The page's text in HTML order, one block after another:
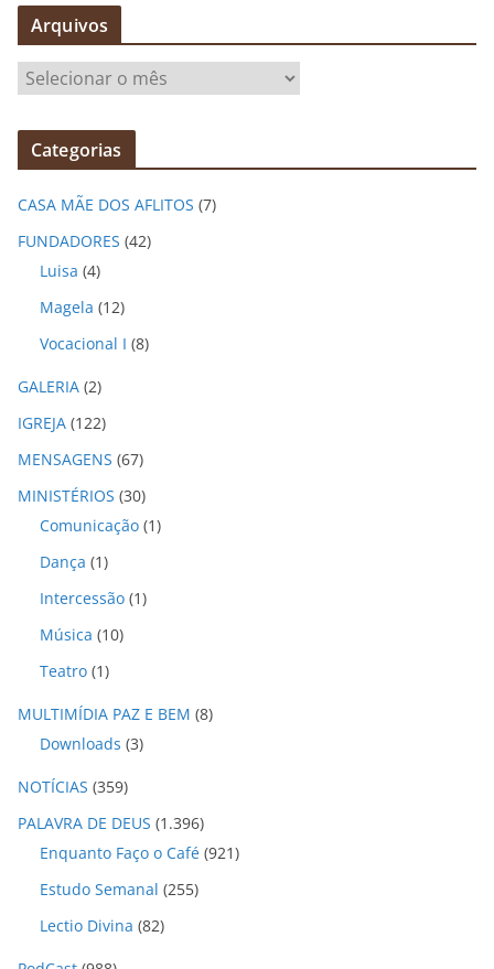
Arquivos
q
v
o
Categorias
CASA MÃE DOS AFLITOS (7)
FUNDADORES (42)
Luisa (4)
Magela (12)
Vocacional I (8)
GALERIA (2)
IGREJA (122)
MENSAGENS (67)
MINISTÉRIOS (30)
Comunicação (1)
Dança (1)
Intercessão (1)
Música (10)
Teatro (1)
MULTIMÍDIA PAZ E BEM (8)
Downloads (3)
NOTÍCIAS (359)
PALAVRA DE DEUS (1.396)
Enquanto Faço o Café (921)
Estudo Semanal (255)
Lectio Divina (82)